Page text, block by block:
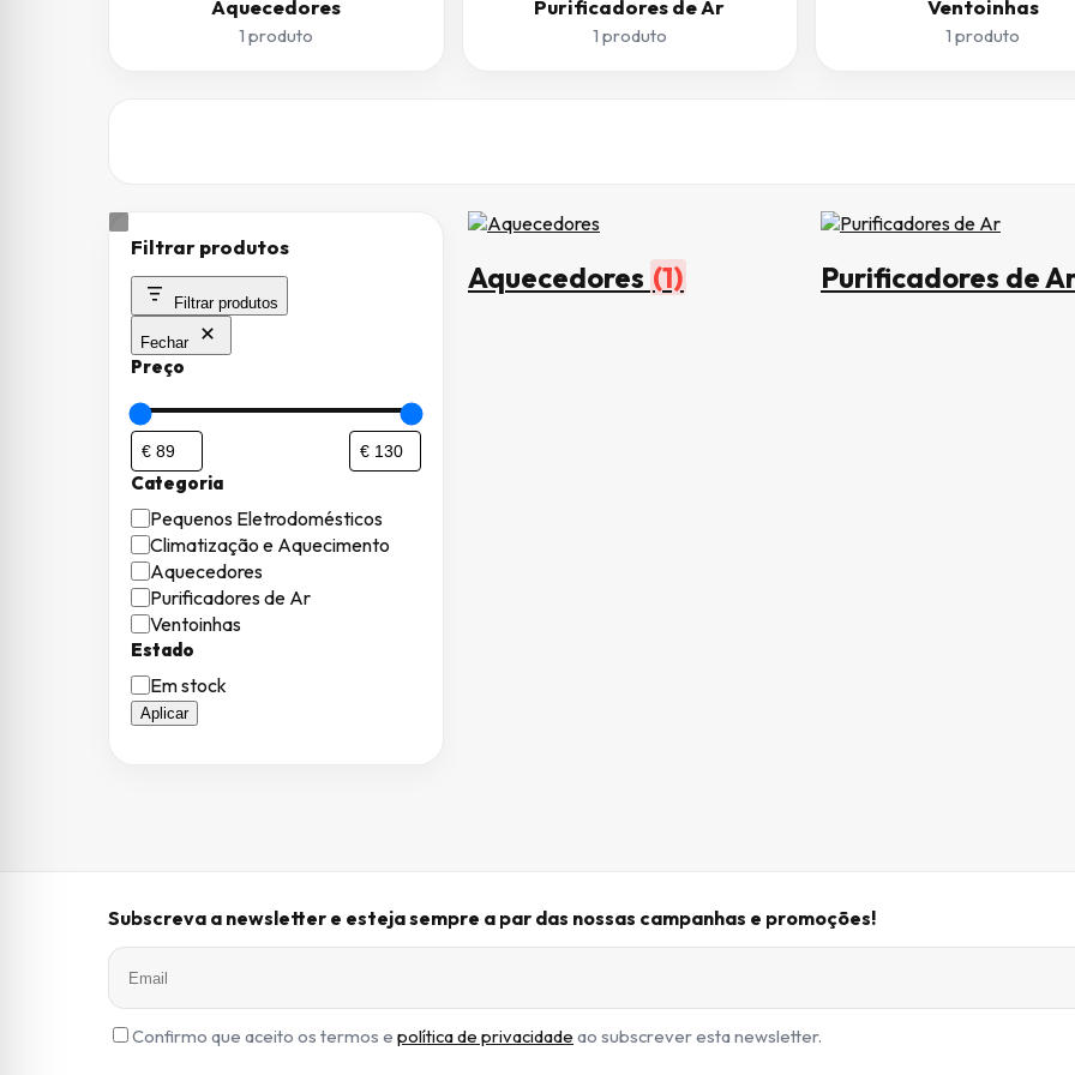
Aquecedores
1 produto
Purificadores de Ar
1 produto
Ventoinhas
1 produto
Filtrar produtos
Filtrar produtos
Fechar
Preço
Categoria
Categoria
Pequenos Eletrodomésticos
Climatização e Aquecimento
Aquecedores
Purificadores de Ar
Ventoinhas
Estado
Estado
Em stock
Aplicar
Aquecedores (1) Purificadores de
Subscreva a newsletter e esteja sempre a par das nossas campanhas e promoções!
Confirmo que aceito os termos e política de privacidade ao subscrever esta newsletter.